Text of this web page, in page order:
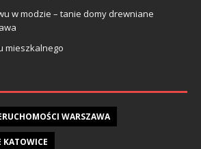
w modzie – tanie domy drewniane
mieszkalnego
WARSZAWA
KATOWICE